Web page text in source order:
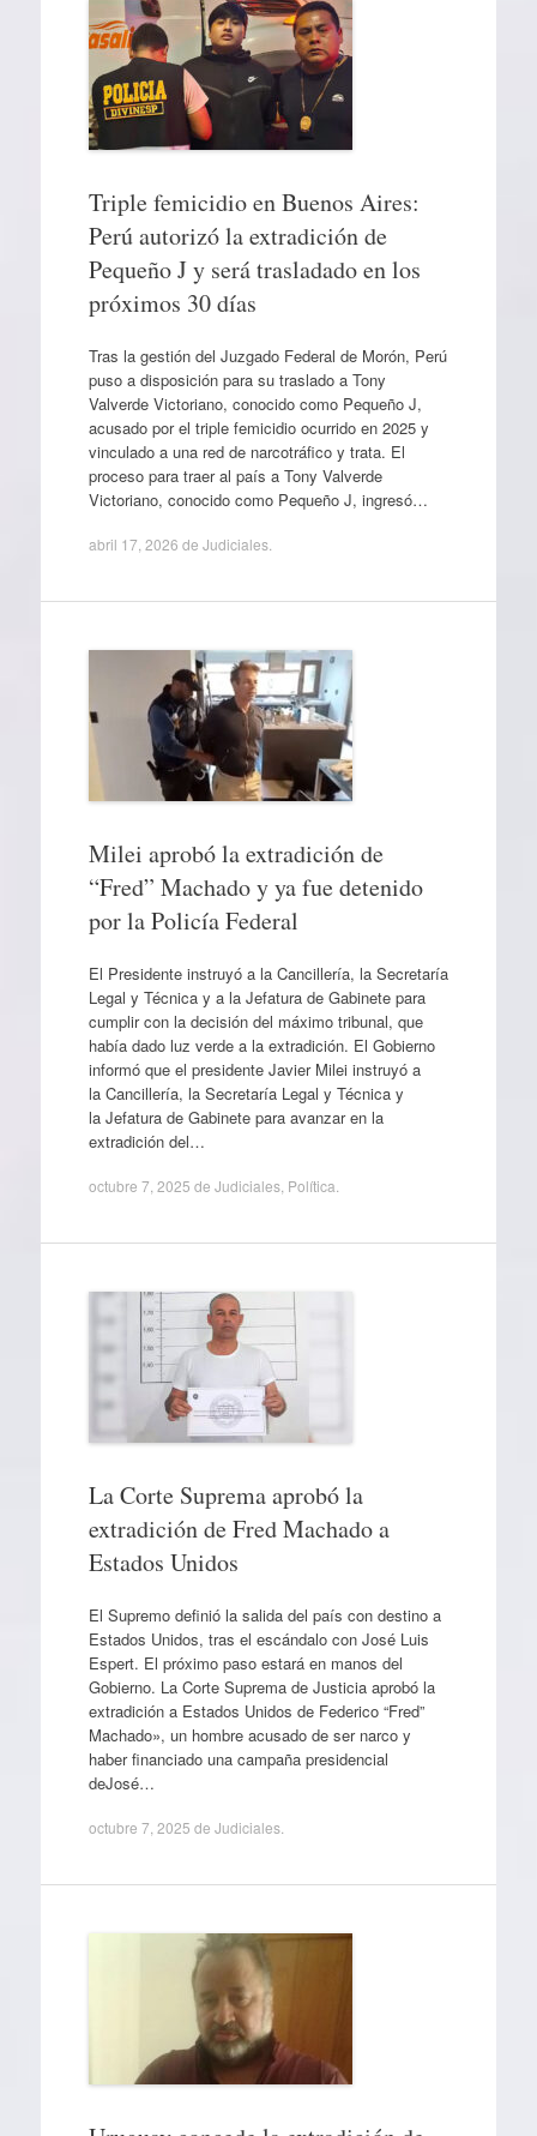
Triple femicidio en Buenos Aires:
Perú autorizó la extradición de
Pequeño J y será trasladado en los
próximos 30 días
Tras la gestión del Juzgado Federal de Morón, Perú
puso a disposición para su traslado a Tony
Valverde Victoriano, conocido como Pequeño J,
acusado por el triple femicidio ocurrido en 2025 y
vinculado a una red de narcotráfico y trata. El
proceso para traer al país a Tony Valverde
Victoriano, conocido como Pequeño J, ingresó…
abril 17, 2026 de Judiciales.
Milei aprobó la extradición de
“Fred” Machado y ya fue detenido
por la Policía Federal
El Presidente instruyó a la Cancillería, la Secretaría
Legal y Técnica y a la Jefatura de Gabinete para
cumplir con la decisión del máximo tribunal, que
había dado luz verde a la extradición. El Gobierno
informó que el presidente Javier Milei instruyó a
la Cancillería, la Secretaría Legal y Técnica y
la Jefatura de Gabinete para avanzar en la
extradición del…
octubre 7, 2025 de Judiciales, Política
La Corte Suprema aprobó la
extradición de Fred Machado a
Estados Unidos
El Supremo definió la salida del país con destino a
Estados Unidos, tras el escándalo con José Luis
Espert. El próximo paso estará en manos del
Gobierno. La Corte Suprema de Justicia aprobó la
extradición a Estados Unidos de Federico “Fred”
Machado», un hombre acusado de ser narco y
haber financiado una campaña presidencial
deJosé…
octubre 7, 2025 de Judiciales.